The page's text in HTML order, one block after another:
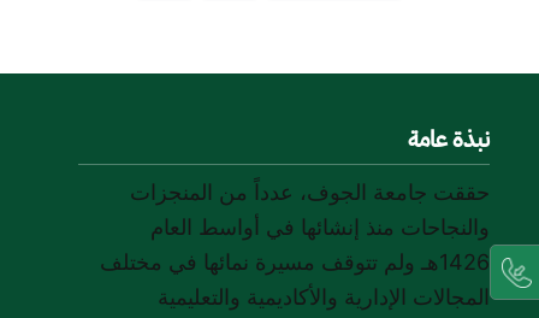
نبذة عامة
حققت جامعة الجوف، عدداً من المنجزات
والنجاحات منذ إنشائها في أواسط العام
1426هـ ولم تتوقف مسيرة نمائها في مختلف
المجالات الإدارية والأكاديمية والتعليمية